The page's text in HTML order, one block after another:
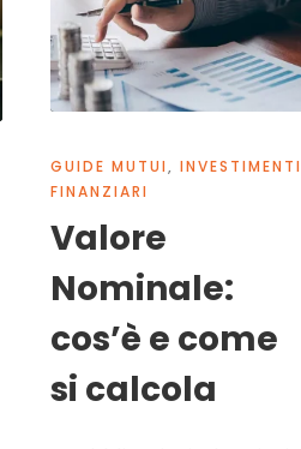
GUIDE MUTUI, INVESTIMENTI
FINANZIARI
Valore
Nominale:
cos’è e come
si calcola